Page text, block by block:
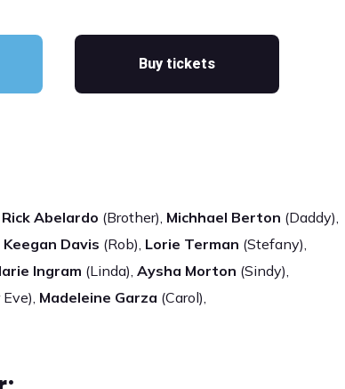
Buy tickets
Rick Abelardo (Brother), Michhael Berton (Daddy),
Keegan Davis (Rob), Lorie Terman (Stefany),
Ingram (Linda), Aysha Morton (Sindy),
Madeleine Garza (Carol),